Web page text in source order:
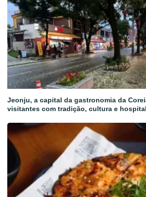
Jeonju, a capital da gastronomia da
visitantes com tradição, cultura e